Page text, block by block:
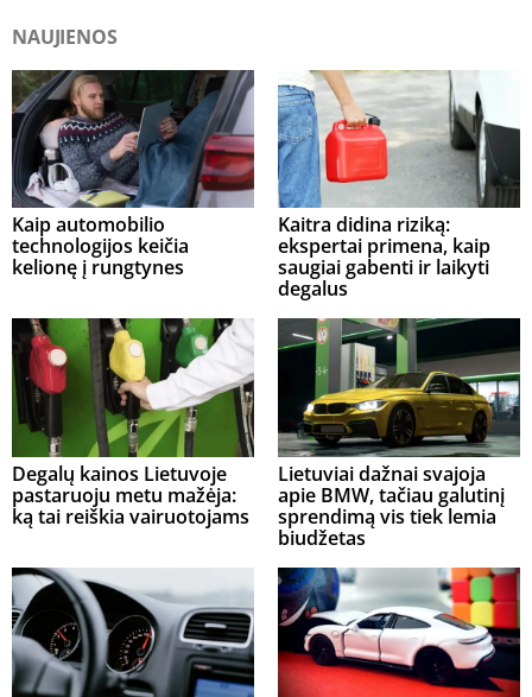
NAUJIENOS
Kaip automobilio
technologijos keičia
kelionę į rungtynes
Kaitra didina riziką:
ekspertai primena, kaip
saugiai gabenti ir laikyti
degalus
Degalų kainos Lietuvoje
pastaruoju metu mažėja:
ką tai reiškia vairuotojams
Lietuviai dažnai svajoja
apie BMW, tačiau galutinį
sprendimą vis tiek lemia
biudžetas